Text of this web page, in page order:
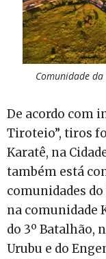
Comunidade
De acordo com
Tiroteio”, tiros
Karatê, na
também está
comunidades
na comunidade
do 3º Batalhão,
Urubu e do